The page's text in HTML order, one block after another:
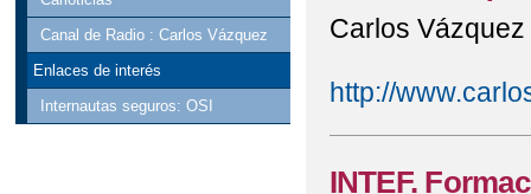
Canal de Radio : Carlos Vázquez
Enlaces de interés
Internautas seguros: OSI
Carlos
http://
INTEF.